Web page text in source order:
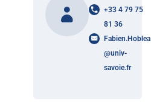
+33 4 79 75
81 36
Fabien.Hoblea
@univ-
savoie.fr